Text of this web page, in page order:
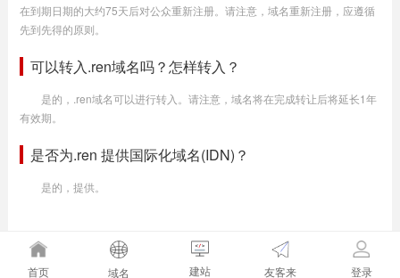
在到期日期的大约75天后对公众重新注册。请注意，域名重新注册，应遵循
先到先得的原则。
可以转入.ren域名吗？怎样转入？
是的，.ren域名可以进行转入。请注意，域名将在完成转让后将延长1年
有效期。
是否为.ren 提供国际化域名(IDN)？
是的，提供。
首页 域名 建站 友客来 登录